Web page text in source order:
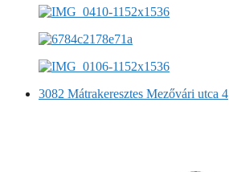
3082 Mátrakeresztes Mezővári utca 4